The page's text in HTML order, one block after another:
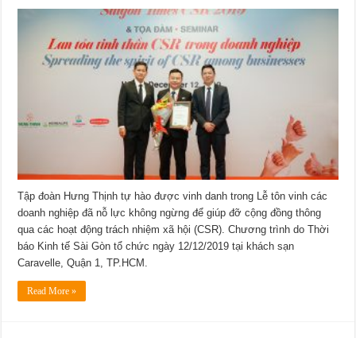
Tập đoàn Hưng Thịnh tự hào được vinh danh trong Lễ tôn vinh các
doanh nghiệp đã nỗ lực không ngừng để giúp đỡ cộng đồng thông
qua các hoạt động trách nhiệm xã hội (CSR). Chương trình do Thời
báo Kinh tế Sài Gòn tổ chức ngày 12/12/2019 tại khách sạn
Caravelle, Quận 1, TP.HCM.
Read More »